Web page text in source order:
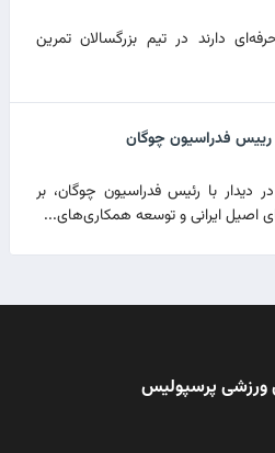
دارند در تیم بزرگسالان تمرین
رییس فدراسیون چوگان
دیدار با رئیس فدراسیون چوگان، بر
ایرانی و توسعه همکاری‌های...
ورزشی پرسپولیس